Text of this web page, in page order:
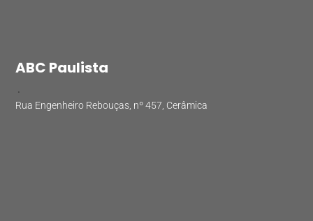
ABC Paulista
.
Rua Engenheiro Rebouças, nº 457, Cerâmica